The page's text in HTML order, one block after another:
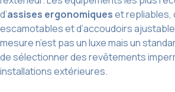
d’assises ergonomiqueset
escamotables et d’accoudoirs
mesure n’est pas un luxe mais un
de sélectionner des revêtements
installations extérieures.